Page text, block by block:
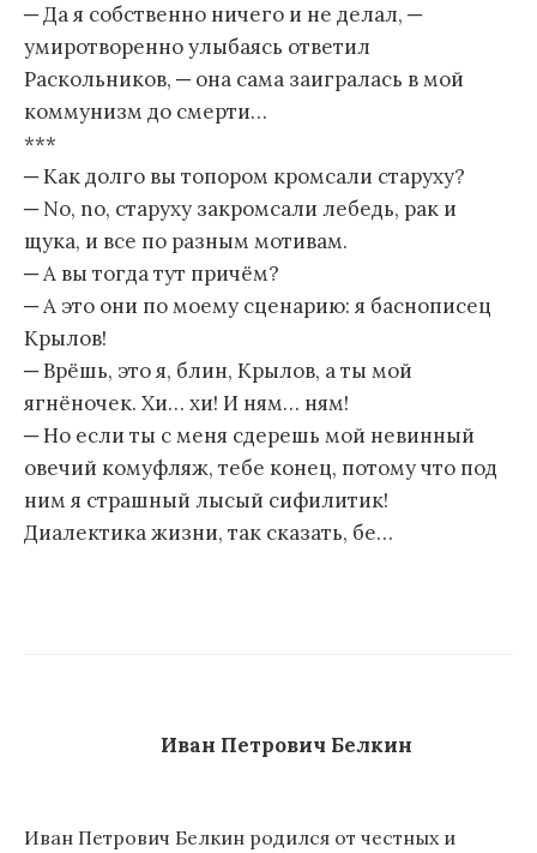
─ Да я собственно ничего и не делал, ─
умиротворенно улыбаясь ответил
Раскольников, ─ она сама заигралась в мой
коммунизм до смерти…
***
─ Как долго вы топором кромсали старуху?
─ No, no, старуху закромсали лебедь, рак и
щука, и все по разным мотивам.
─ А вы тогда тут причём?
─ А это они по моему сценарию: я баснописец
Крылов!
─ Врёшь, это я, блин, Крылов, а ты мой
ягнёночек. Хи… хи! И ням… ням!
─ Но если ты с меня сдерешь мой невинный
овечий комуфляж, тебе конец, потому что под
ним я страшный лысый сифилитик!
Диалектика жизни, так сказать, бе…
Иван Петрович Белкин
Иван Петрович Белкин родился от честных и